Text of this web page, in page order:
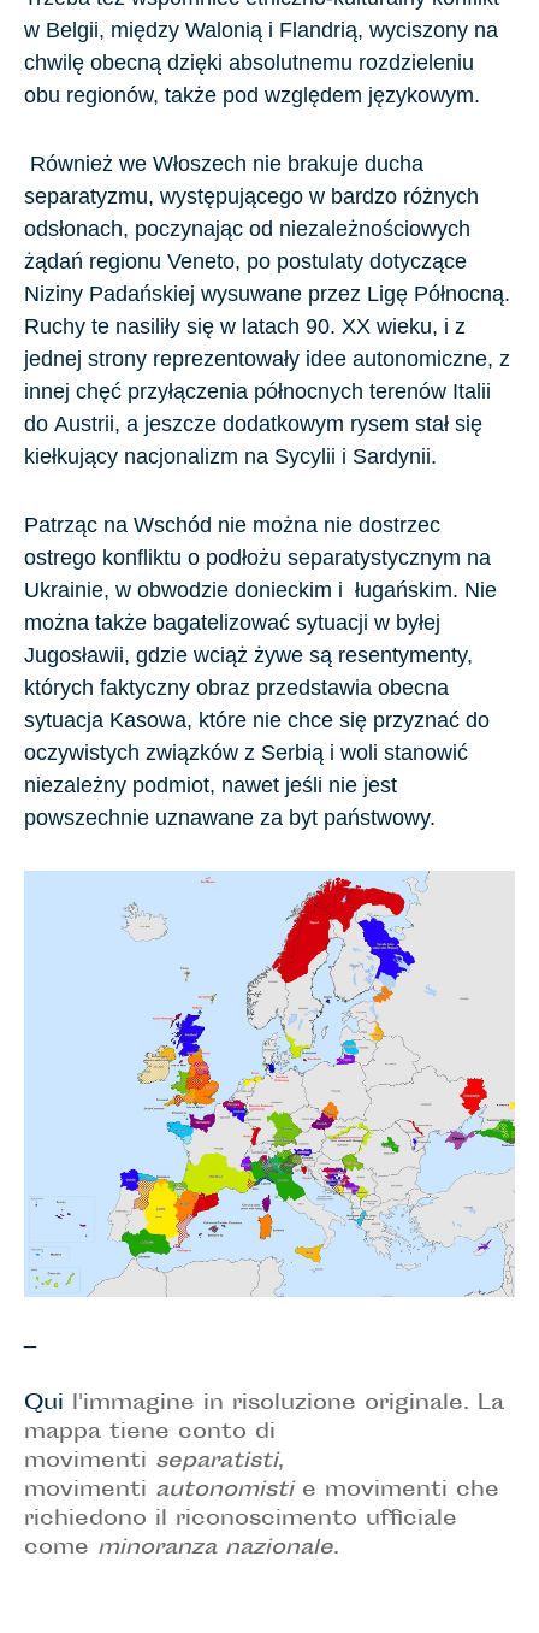
w Belgii, między Walonią i Flandrią, wyciszony na
chwilę obecną dzięki absolutnemu rozdzieleniu
obu regionów, także pod względem językowym.
Również we Włoszech ​nie brakuje ducha
separatyzmu, występującego w bardzo różnych
odsłonach, poczynając od niezależnościowych
żądań regionu Veneto, po postulaty dotyczące
Niziny Padańskiej wysuwane przez Ligę Północną.
Ruchy te nasiliły się w latach 90. XX wieku, i z
jednej strony reprezentowały idee autonomiczne, z
innej chęć przyłączenia północnych terenów Italii
do Austrii, a jeszcze dodatkowym rysem stał się
kiełkujący nacjonalizm na Sycylii i Sardynii.
Patrząc na Wschód nie można nie dostrzec
ostrego konfliktu o podłożu separatystycznym na
Ukrainie, w obwodzie donieckim i ługański​m​. Nie
można także bagatelizować sytuacji w byłej
Jugosławii, gdzie wciąż żywe są resentymenty,
których faktyczny obraz przedstawia obecna
sytuacja Kasowa, które nie chce się przyznać do
oczywistych związków z Serbią i woli stanowić
niezależny podmiot, nawet jeśli nie jest
powszechnie uznawane za byt państwowy.
Qui l'immagine in risoluzione originale. La
mappa tiene conto di
movimenti separatisti,
movimenti autonomistie movimenti che
richiedono il riconoscimento ufficiale
come minoranza nazionale.